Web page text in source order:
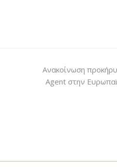
Ανακοίνωση
Agent στην